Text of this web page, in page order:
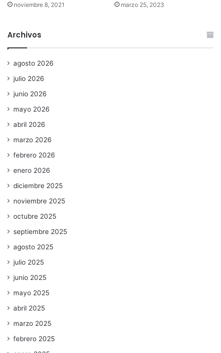
noviembre 8, 2021 marzo 25, 2023
Archivos
agosto 2026
julio 2026
junio 2026
mayo 2026
abril 2026
marzo 2026
febrero 2026
enero 2026
diciembre 2025
noviembre 2025
octubre 2025
septiembre 2025
agosto 2025
julio 2025
junio 2025
mayo 2025
abril 2025
marzo 2025
febrero 2025